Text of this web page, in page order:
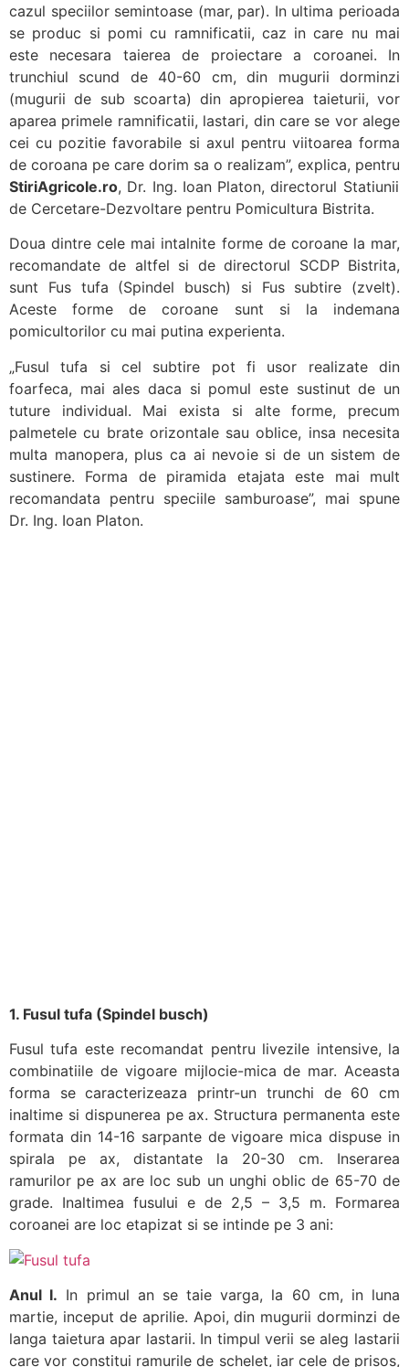
cazul speciilor semintoase (mar, par). In ultima perioada
se produc si pomi cu ramnificatii, caz in care nu mai
este necesara taierea de proiectare a coroanei. In
trunchiul scund de 40-60 cm, din mugurii dorminzi
(mugurii de sub scoarta) din apropierea taieturii, vor
aparea primele ramnificatii, lastari, din care se vor alege
cei cu pozitie favorabile si axul pentru viitoarea forma
de coroana pe care dorim sa o realizam”, explica, pentru
StiriAgricole.ro, Dr. Ing. Ioan Platon, directorul Statiunii
de Cercetare-Dezvoltare pentru Pomicultura Bistrita.
Doua dintre cele mai intalnite forme de coroane la mar,
recomandate de altfel si de directorul SCDP Bistrita,
sunt Fus tufa (Spindel busch) si Fus subtire (zvelt).
Aceste forme de coroane sunt si la indemana
pomicultorilor cu mai putina experienta.
„Fusul tufa si cel subtire pot fi usor realizate din
foarfeca, mai ales daca si pomul este sustinut de un
tuture individual. Mai exista si alte forme, precum
palmetele cu brate orizontale sau oblice, insa necesita
multa manopera, plus ca ai nevoie si de un sistem de
sustinere. Forma de piramida etajata este mai mult
recomandata pentru speciile samburoase”, mai spune
Dr. Ing. Ioan Platon.
1. Fusul tufa (Spindel busch)
Fusul tufa este recomandat pentru livezile intensive, la
combinatiile de vigoare mijlocie-mica de mar. Aceasta
forma se caracterizeaza printr-un trunchi de 60 cm
inaltime si dispunerea pe ax. Structura permanenta este
formata din 14-16 sarpante de vigoare mica dispuse in
spirala pe ax, distantate la 20-30 cm. Inserarea
ramurilor pe ax are loc sub un unghi oblic de 65-70 de
grade. Inaltimea fusului e de 2,5 – 3,5 m. Formarea
coroanei are loc etapizat si se intinde pe 3 ani:
Anul I. In primul an se taie varga, la 60 cm, in luna
martie, inceput de aprilie. Apoi, din mugurii dorminzi de
langa taietura apar lastarii. In timpul verii se aleg lastarii
care vor constitui ramurile de schelet, iar cele de prisos,